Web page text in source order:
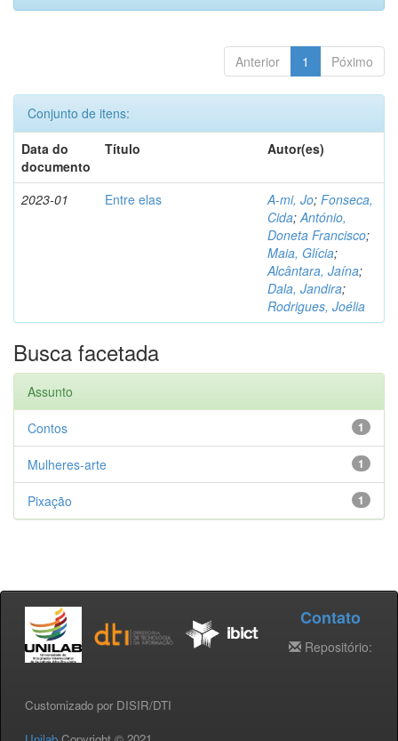
Anterior 1 Póximo
Conjunto de itens:
Data do
documento
Título Autor(es)
2023-01 Entre elas A-mi, Jo; Fonseca,
Cida;António,
Doneta Francisco;
Maia, Glícia;
Alcântara, Jaína;
Dala, Jandira;
Rodrigues, Joélia
Busca facetada
Assunto
1
Contos
1
Mulheres-arte
1
Pixação
Customizado por DISIR/DTI
Contato
Repositório: